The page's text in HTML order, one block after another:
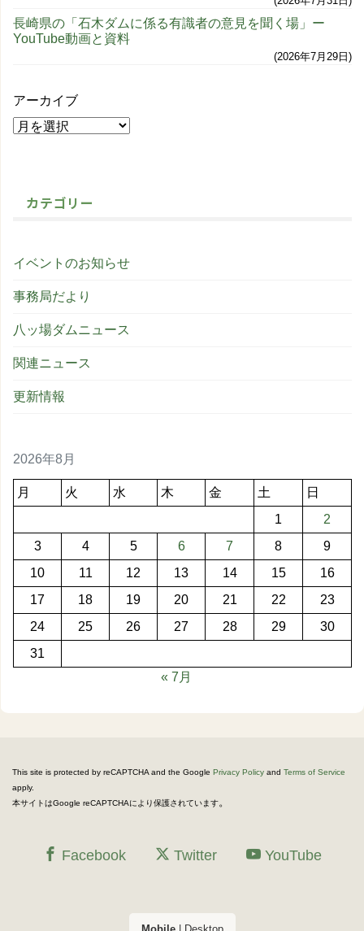
長崎県の「石木ダムに係る有識者の意見を聞く場」ー
YouTube動画と資料
2026年7月29日
アーカイブ
カテゴリー
イベントのお知らせ
事務局だより
八ッ場ダムニュース
関連ニュース
更新情報
2026年8月
月 火 水 木 金 土
日
1
2
3
4 5 6 7 8
9
10
11 12 13 14 15
16
17
18 19 20 21 22
23
24
25 26 27 28 29
30
31
« 7月
This site is protected by reCAPTCHA and the Google Privacy Policy and Terms of Service
apply.
本サイトはGoogle reCAPTCHAにより保護されています。
Facebook Twitter YouTube